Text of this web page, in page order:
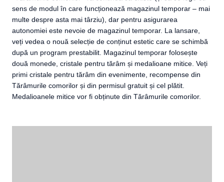
sens de modul în care funcționează magazinul temporar – mai
multe despre asta mai târziu), dar pentru asigurarea
autonomiei este nevoie de magazinul temporar. La lansare,
veți vedea o nouă selecție de conținut estetic care se schimbă
după un program prestabilit. Magazinul temporar folosește
două monede, cristale pentru tărâm și medalioane mitice. Veți
primi cristale pentru tărâm din evenimente, recompense din
Tărâmurile comorilor și din permisul gratuit și cel plătit.
Medalioanele mitice vor fi obținute din Tărâmurile comorilor.